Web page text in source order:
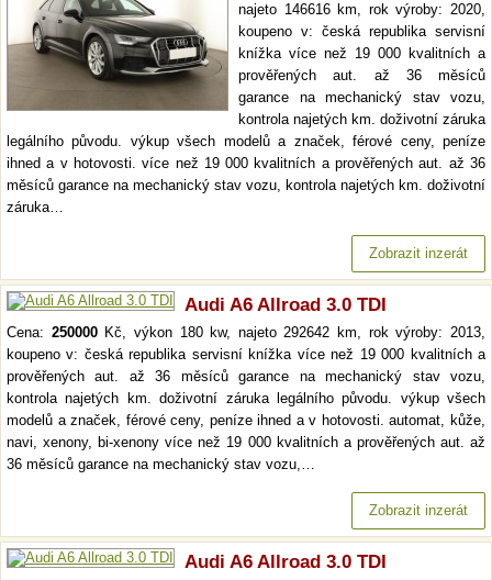
najeto 146616 km, rok výroby: 2020,
koupeno v: česká republika servisní
knížka více než 19 000 kvalitních a
prověřených aut. až 36 měsíců
garance na mechanický stav vozu,
kontrola najetých km. doživotní záruka
legálního původu. výkup všech modelů a značek, férové ceny, peníze
ihned a v hotovosti. více než 19 000 kvalitních a prověřených aut. až 36
měsíců garance na mechanický stav vozu, kontrola najetých km. doživotní
záruka…
Zobrazit inzerát
Audi A6 Allroad 3.0 TDI
Cena: 250000Kč, výkon 180 kw, najeto 292642 km, rok výroby: 2013,
koupeno v: česká republika servisní knížka více než 19 000 kvalitních a
prověřených aut. až 36 měsíců garance na mechanický stav vozu,
kontrola najetých km. doživotní záruka legálního původu. výkup všech
modelů a značek, férové ceny, peníze ihned a v hotovosti. automat, kůže,
navi, xenony, bi-xenony více než 19 000 kvalitních a prověřených aut. až
36 měsíců garance na mechanický stav vozu,…
Zobrazit inzerát
Audi A6 Allroad 3.0 TDI